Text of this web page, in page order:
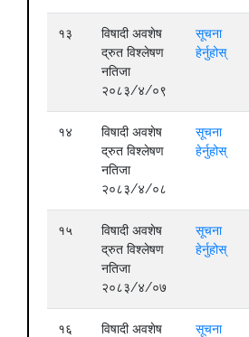
१३
विषादी अवशेष
द्रुत विश्लेषण
नतिजा
२०८३/४/०९
सूचना
हेर्नुहोस्
१४
विषादी अवशेष
द्रुत विश्लेषण
नतिजा
२०८३/४/०८
सूचना
हेर्नुहोस्
१५
विषादी अवशेष
द्रुत विश्लेषण
नतिजा
२०८३/४/०७
सूचना
हेर्नुहोस्
१६
विषादी अवशेष
सूचना